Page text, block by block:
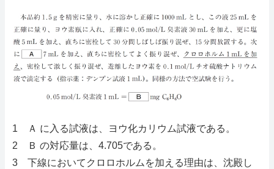
1 Ａ に入る試液は、ヨウ化カリウム試液である。
2 Ｂ の対応量は、4.705である。
3 下線においてクロロホルムを加える理由は、沈殿し